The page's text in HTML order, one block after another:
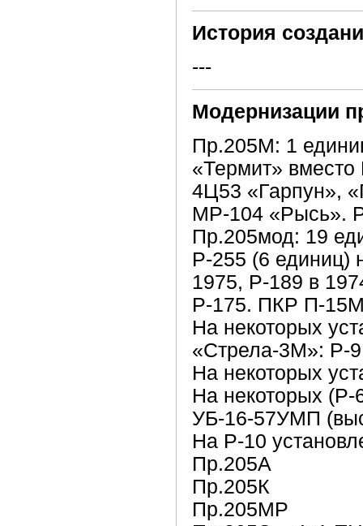
История
---
Модернизации
Пр.205М: 1
«Термит»
4Ц53 «Гарпун»,
МР-104 «Рысь».
Пр.205мод: 19
Р-255 (6 единиц)
1975, Р-189 в
Р-175. ПКР П-
На некоторых
«Стрела-3М»: Р-
На некоторых
На некоторых
УБ-16-57УМП
На Р-10
Пр.205А
Пр.205К
Пр.205МР